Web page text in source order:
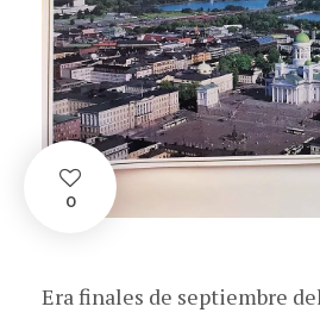
0
Era finales de septiembre